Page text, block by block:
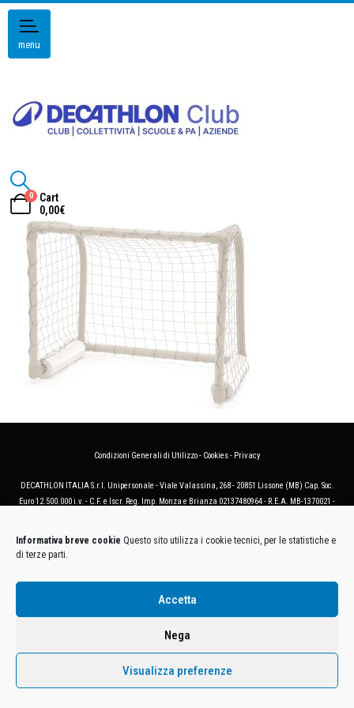
Informativa breve cookie Questo sito utilizza i cookie tecnici, per le statistiche e
di terze parti.
Accetta
Nega
Visualizza preferenze
menu
0
Cart
0,00€
Condizioni Generali di Utilizzo- Cookies- Privacy
DECATHLON ITALIA S.r.l. Unipersonale - Viale Valassina, 268 - 20851 Lissone (MB) Cap. Soc.
Euro 12.500.000 i.v. - C.F. e Iscr. Reg. Imp. Monza e Brianza 02137480964 - R.E.A. MB-1370021 -